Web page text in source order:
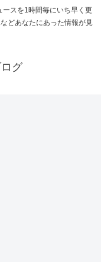
ースを1時間毎にいち早く更
どあなたにあった情報が見
グ